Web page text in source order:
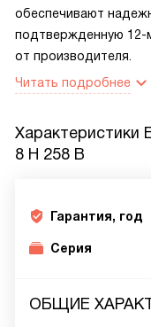
обеспечивают
подтвержденную 12-
от производителя.
Читать подробнее
Характеристики
8 H 258 B
Гарантия, год
Серия
ОБЩИЕ